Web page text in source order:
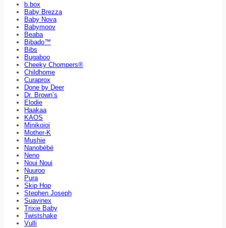
b.box
Baby Brezza
Baby Nova
Babymoov
Beaba
Bibado™
Bibs
Bugaboo
Cheeky Chompers®
Childhome
Curaprox
Done by Deer
Dr. Brown’s
Elodie
Haakaa
KAOS
Minikoioi
Mother-K
Mushie
Nanobébé
Neno
Noui Noui
Nuuroo
Pura
Skip Hop
Stephen Joseph
Suavinex
Trixie Baby
Twistshake
Vulli